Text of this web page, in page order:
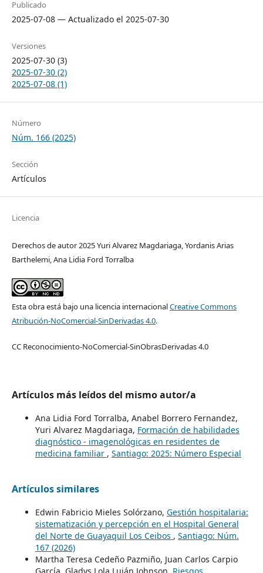
Publicado
2025-07-08 — Actualizado el 2025-07-30
Versiones
2025-07-30 (3)
2025-07-30 (2)
2025-07-08 (1)
Número
Núm. 166 (2025)
Sección
Artículos
Licencia
Derechos de autor 2025 Yuri Alvarez Magdariaga, Yordanis Arias
Barthelemi, Ana Lidia Ford Torralba
Esta obra está bajo una licencia internacionalCreative Commons
Atribución-NoComercial-SinDerivadas 4.0.
CC Reconocimiento-NoComercial-SinObrasDerivadas 4.0
Artículos más leídos del mismo autor/a
Ana Lidia Ford Torralba, Anabel Borrero Fernandez,
Yuri Alvarez Magdariaga, Formación de habilidades
diagnóstico - imagenológicas en residentes de
medicina familiar , Santiago: 2025: Número Especial
Artículos similares
Edwin Fabricio Mieles Solórzano, Gestión hospitalaria:
sistematización y percepción en el Hospital General
del Norte de Guayaquil Los Ceibos , Santiago: Núm.
167 (2026)
Martha Teresa Cedeño Pazmiño, Juan Carlos Carpio